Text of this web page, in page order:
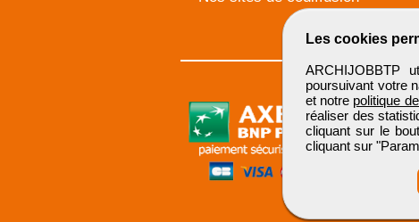
Les cookies
ARCHIJOBBTP
poursuivant votre
et notre politique
réaliser des
cliquant sur le
cliquant sur